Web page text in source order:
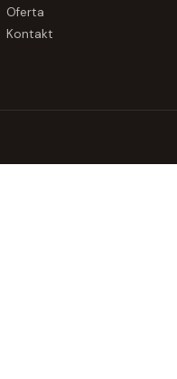
Oferta
Kontakt